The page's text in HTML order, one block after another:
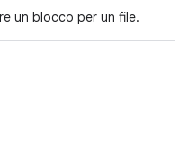
un blocco per un file.